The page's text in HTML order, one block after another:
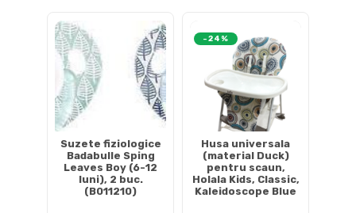
Suzete fiziologice
Badabulle Sping
Leaves Boy (6-12
luni), 2 buc.
(B011210)
-24%
Husa universala
(material Duck)
pentru scaun,
Holala Kids, Classic,
Kaleidoscope Blue